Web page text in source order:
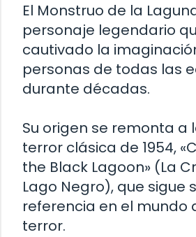
El Monstruo de la
personaje legendario
cautivado la
personas de todas las
durante décadas.
Su origen se remonta a
terror clásica de 1954,
the Black Lagoon» (La
Lago Negro), que sigue
referencia en el mundo
terror.